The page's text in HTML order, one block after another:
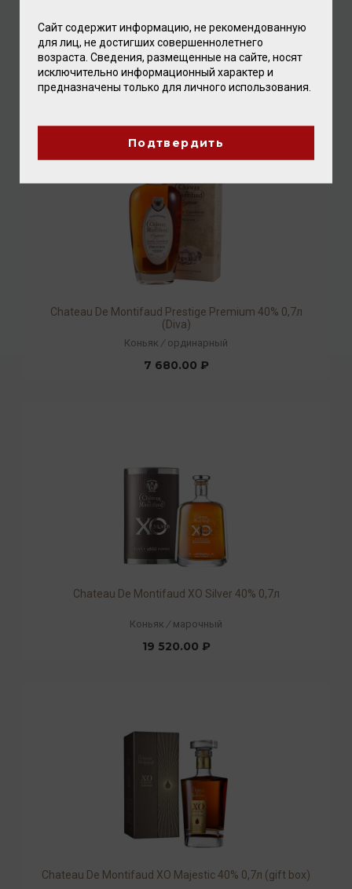
Armagnac Baron de Sigognac XO Platinium 40% 0,7л
Арманьяк
15 360.00 ₽
Chateau De Montifaud Prestige Premium 40% 0,7л
(Diva)
Коньяк / ординарный
7 680.00 ₽
Chateau De Montifaud XO Silver 40% 0,7л
Коньяк / марочный
19 520.00 ₽
Chateau De Montifaud XO Majestic 40% 0,7л (gift box)
Сайт содержит информацию, не рекомендованную
для лиц, не достигших совершеннолетнего
возраста. Сведения, размещенные на сайте, носят
исключительно информационный характер и
предназначены только для личного использования.
Подтвердить